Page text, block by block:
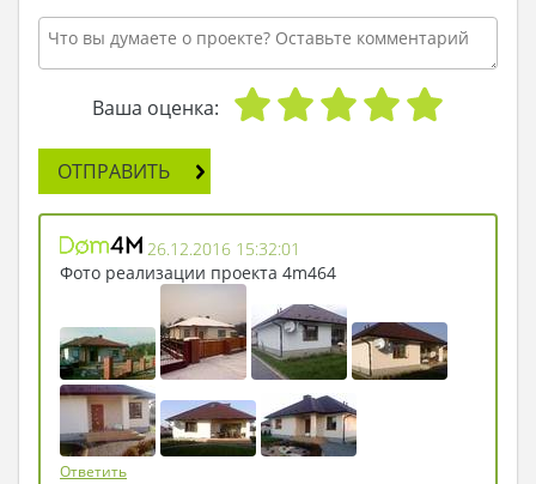
- А зачем? - спрашивал голос.
- Ты мне лучше скажи, кто ты? - ответил
- Я – Птица-говорун! Отличаюсь умом и
сообразительностью! - гордо ответил
голос и утвердительно чирикнул в ответ.
говорун? - сделал еще одну попытку Джо.
- Без хозяев – нет!
- Ну, хотя бы расскажи мне, каков дом
Птица и правда отличалась умом, поэтому
сообразила, что в рассказе про дом ничего
страшного нет.
- У нас в доме - две спальни. В одной из
них спят родители Вари, моей хозяйки. Это
Ваша оценка:
ОТПРАВИТЬ
26.12.2016 15:32:01
Фото реализации проекта 4m464
Ответить